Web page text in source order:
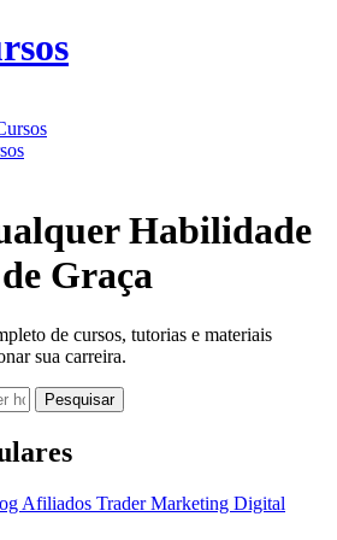
Habilidade
Graça
de cursos, tutorias e materiais
sua carreira.
Pesquisar
Afiliados TraderMarketing Digital